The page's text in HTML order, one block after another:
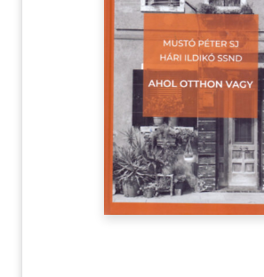
Tankönyv, segédkönyv
Társadalomtudomány
Természettudomány